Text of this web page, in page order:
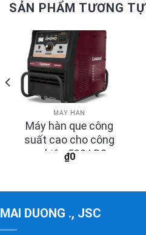
SẢN PHẨM TƯƠNG TỰ
MÁY HÀN
Máy hàn que công
suất cao cho công
nghiệp 500 LD2
₫0
MAI DUONG ., JSC